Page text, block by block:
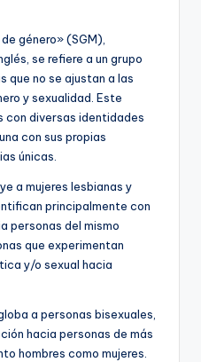
género» (SGM),
se refiere a un grupo
que no se ajustan a las
y sexualidad. Este
con diversas identidades
con sus propias
únicas.
a mujeres lesbianas y
principalmente con
personas del mismo
que experimentan
y/o sexual hacia
a personas bisexuales,
hacia personas de más
hombres como mujeres.